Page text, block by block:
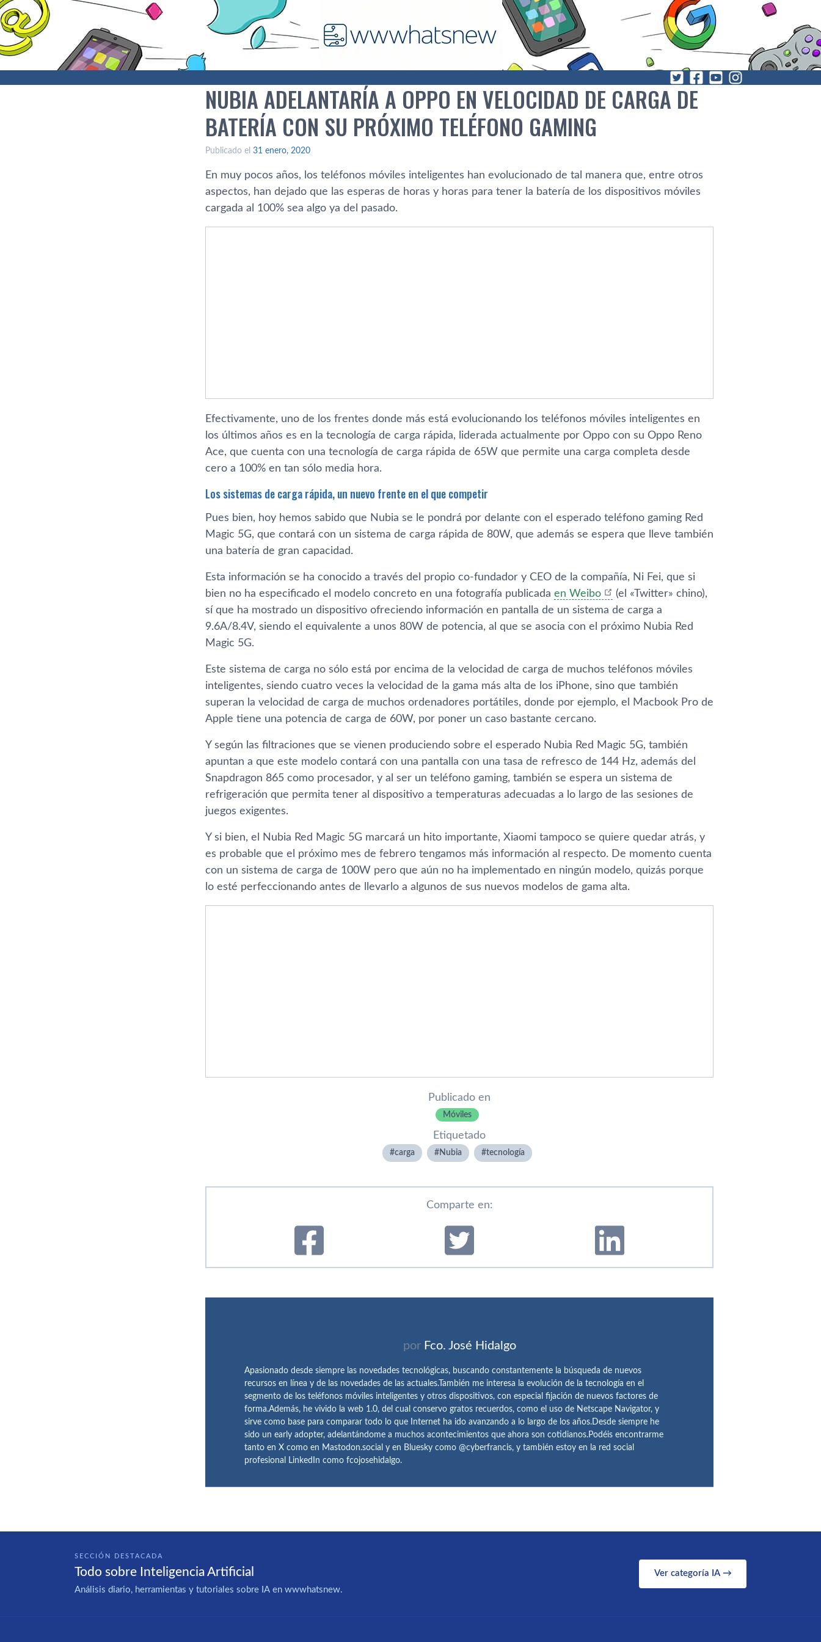
NUBIA ADELANTARÍA A OPPO EN VELOCIDAD DE CARGA DE
BATERÍA CON SU PRÓXIMO TELÉFONO GAMING
Publicado el 31 enero, 2020
En muy pocos años, los teléfonos móviles inteligentes han evolucionado de tal manera que, entre otros
aspectos, han dejado que las esperas de horas y horas para tener la batería de los dispositivos móviles
cargada al 100% sea algo ya del pasado.
Efectivamente, uno de los frentes donde más está evolucionando los teléfonos móviles inteligentes en
los últimos años es en la tecnología de carga rápida, liderada actualmente por Oppo con su Oppo Reno
Ace, que cuenta con una tecnología de carga rápida de 65W que permite una carga completa desde
cero a 100% en tan sólo media hora.
Los sistemas de carga rápida, un nuevo frente en el que competir
Pues bien, hoy hemos sabido que Nubia se le pondrá por delante con el esperado teléfono gaming Red
Magic 5G, que contará con un sistema de carga rápida de 80W, que además se espera que lleve también
una batería de gran capacidad.
Esta información se ha conocido a través del propio co-fundador y CEO de la compañía, Ni Fei, que si
bien no ha especificado el modelo concreto en una fotografía publicada en Weibo
(el «Twitter» chino),
sí que ha mostrado un dispositivo ofreciendo información en pantalla de un sistema de carga a
9.6A/8.4V, siendo el equivalente a unos 80W de potencia, al que se asocia con el próximo Nubia Red
Magic 5G.
Este sistema de carga no sólo está por encima de la velocidad de carga de muchos teléfonos móviles
inteligentes, siendo cuatro veces la velocidad de la gama más alta de los iPhone, sino que también
superan la velocidad de carga de muchos ordenadores portátiles, donde por ejemplo, el Macbook Pro de
Apple tiene una potencia de carga de 60W, por poner un caso bastante cercano.
Y según las filtraciones que se vienen produciendo sobre el esperado Nubia Red Magic 5G, también
apuntan a que este modelo contará con una pantalla con una tasa de refresco de 144 Hz, además del
Snapdragon 865 como procesador, y al ser un teléfono gaming, también se espera un sistema de
refrigeración que permita tener al dispositivo a temperaturas adecuadas a lo largo de las sesiones de
juegos exigentes.
Y si bien, el Nubia Red Magic 5G marcará un hito importante, Xiaomi tampoco se quiere quedar atrás, y
es probable que el próximo mes de febrero tengamos más información al respecto. De momento cuenta
con un sistema de carga de 100W pero que aún no ha implementado en ningún modelo, quizás porque
lo esté perfeccionando antes de llevarlo a algunos de sus nuevos modelos de gama alta.
Publicado en
Móviles
Etiquetado
carga Nubia tecnologí­a
Comparte en:
por Fco. José Hidalgo
Apasionado desde siempre las novedades tecnológicas, buscando constantemente la búsqueda de nuevos
recursos en línea y de las novedades de las actuales.También me interesa la evolución de la tecnología en el
segmento de los teléfonos móviles inteligentes y otros dispositivos, con especial fijación de nuevos factores de
forma.Además, he vivido la web 1.0, del cual conservo gratos recuerdos, como el uso de Netscape Navigator, y
sirve como base para comparar todo lo que Internet ha ido avanzando a lo largo de los años.Desde siempre he
sido un early adopter, adelantándome a muchos acontecimientos que ahora son cotidianos.Podéis encontrarme
tanto en X como en Mastodon.social y en Bluesky como @cyberfrancis, y también estoy en la red social
profesional LinkedIn como fcojosehidalgo.
SECCIÓN DESTACADA
Todo sobre Inteligencia Artificial
Análisis diario, herramientas y tutoriales sobre IA en wwwhatsnew.
Ver categoría IA →